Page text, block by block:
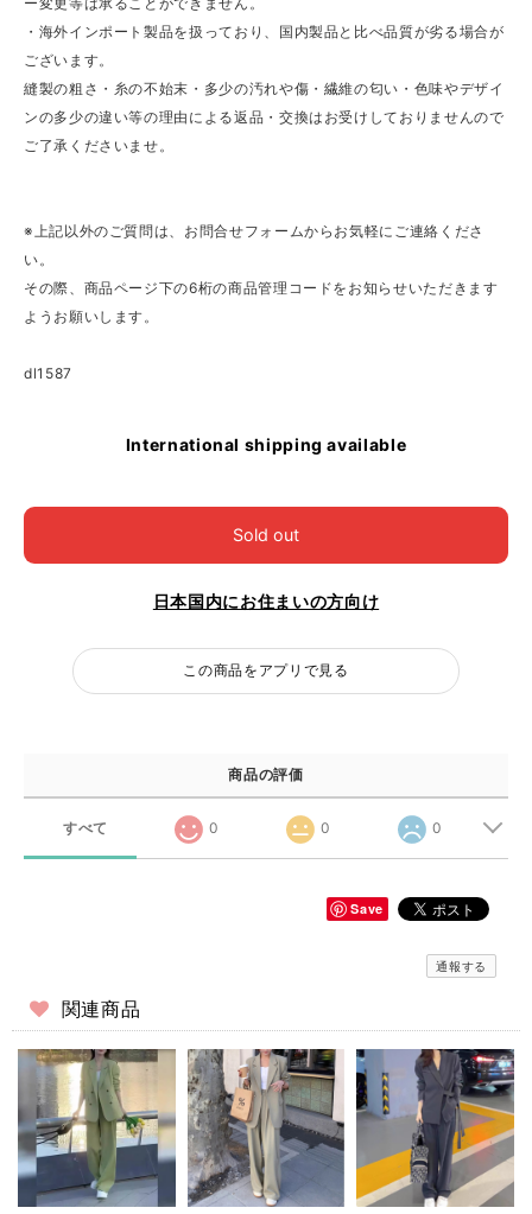
・海外インポート製品を扱っており、国内製品と比べ品質が劣る場合が
ございます。
縫製の粗さ・糸の不始末・多少の汚れや傷・繊維の匂い・色味やデザイ
ンの多少の違い等の理由による返品・交換はお受けしておりませんので
ご了承くださいませ。
※上記以外のご質問は、お問合せフォームからお気軽にご連絡くださ
い。
その際、商品ページ下の6桁の商品管理コードをお知らせいただきます
ようお願いします。
dl1587
International shipping available
Sold out
日本国内にお住まいの方向け
この商品をアプリで見る
商品の評価
すべて 0 0 0
Save
通報する
関連商品